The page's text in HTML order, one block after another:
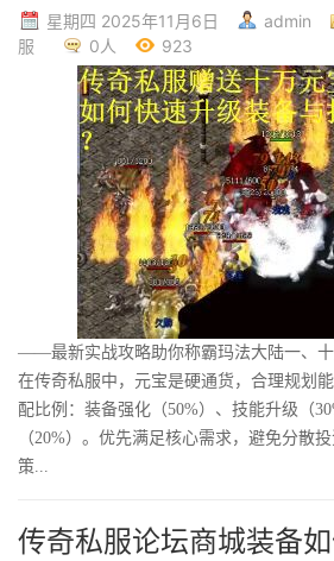
星期四 2025年11月6日 admin
服
0人 923
——最新实战攻略助你称霸玛法大陆一、十
在传奇私服中，元宝是硬通货，合理规划
配比例：装备强化（50%）、技能升级（
（20%）。优先满足核心需求，避免分散
策...
传奇私服论坛商城装备